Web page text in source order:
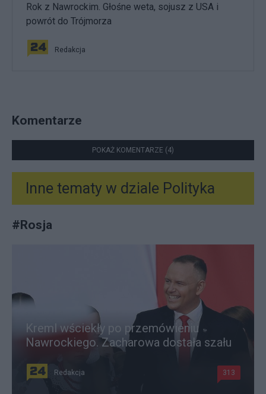
Rok z Nawrockim. Głośne weta, sojusz z USA i
powrót do Trójmorza
Redakcja
Komentarze
POKAŻ KOMENTARZE (4)
Inne tematy w dziale Polityka
#Rosja
Kreml wściekły po przemówieniu
Nawrockiego. Zacharowa dostała szału
Redakcja 313